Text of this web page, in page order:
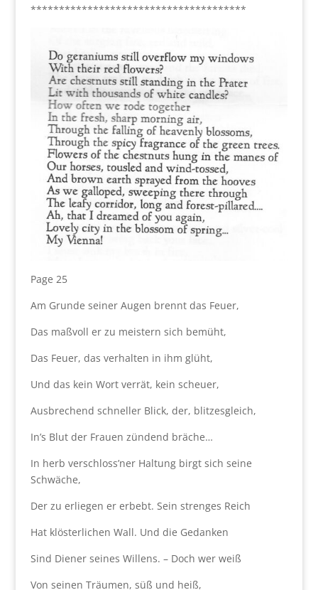
**************************************
Page 25
Am Grunde seiner Augen brennt das Feuer,
Das maßvoll er zu meistern sich bemüht,
Das Feuer, das verhalten in ihm glüht,
Und das kein Wort verrät, kein scheuer,
Ausbrechend schneller Blick, der, blitzesgleich,
In’s Blut der Frauen zündend bräche…
In herb verschloss’ner Haltung birgt sich seine
Schwäche,
Der zu erliegen er erbebt. Sein strenges Reich
Hat klösterlichen Wall. Und die Gedanken
Sind Diener seines Willens. – Doch wer weiß
Von seinen Träumen, süß und heiß,